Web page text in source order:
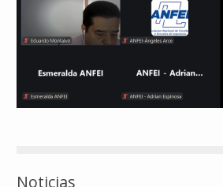
Noticias